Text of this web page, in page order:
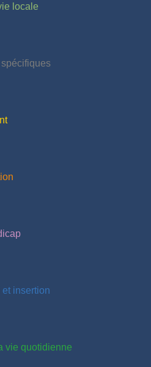
locale
et insertion
vie quotidienne